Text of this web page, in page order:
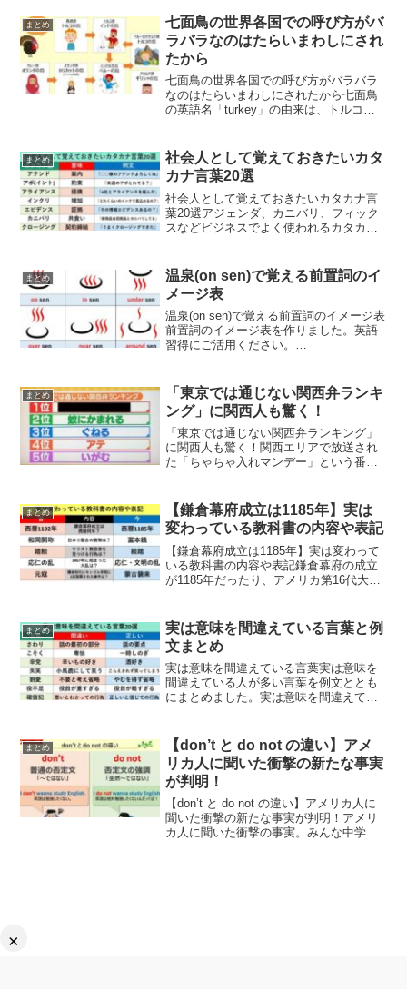
×
わ、、、、、、、、、、、、、、生きて
けないわ、、、、、、、 pi...
まとめ
七面鳥の世界各国での呼び方がバ
ラバラなのはたらいまわしにされ
たから
七面鳥の世界各国での呼び方がバラバラ
なのはたらいまわしにされたから七面鳥
の英語名「turkey」の由来は、トルコ経
が、世界各国での呼び方がバラバラで、
その理由とてては呼び方...
まとめ
社会人として覚えておきたいカタ
カナ言葉20選
社会人として覚えておきたいカタカナ言
葉20選アジェンダ、カニバリ、フィック
スなどビジネスでよく使われるカタカナ
ナ言葉をまとめました。
pic.twitter.com/m...
まとめ
温泉(on sen)で覚える前置詞のイ
メージ表
温泉(on sen)で覚える前置詞のイメージ表
前置詞のイメージ表を作りました。英語
習得にご活用ください。
の声お...
まとめ
「東京では通じない関西弁ランキ
ング」に関西人も驚く！
「東京では通じない関西弁ランキング」
に関西人も驚く！関西エリアで放送され
た「ちゃちゃ入れマンデー」という番組
ったと話題になっています。ネットの声
後さ、今夜の『ちゃちゃ入れ...
まとめ
【鎌倉幕府成立は1185年】実は
変わっている教科書の内容や表記
【鎌倉幕府成立は1185年】実は変わって
いる教科書の内容や表記鎌倉幕府の成立
が1185年だったり、アメリカ第16代大統
変わっているようです。実は昔習った頃
から変わった教...
まとめ
実は意味を間違えている言葉と例
文まとめ
実は意味を間違えている言葉実は意味を
間違えている人が多い言葉を例文ととも
にまとめました。実は意味を間違えてい
す。 pic.twitter.com/1Av67H6Y2l— ...
まとめ
【don’t と do not の違い】アメ
リカ人に聞いた衝撃の新たな事実
が判明！
【don’t と do not の違い】アメリカ人に
聞いた衝撃の新たな事実が判明！アメリ
カ人に聞いた衝撃の事実。みんな中学校